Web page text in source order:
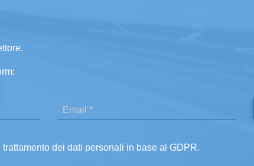
dei dati personali in base al GDPR.